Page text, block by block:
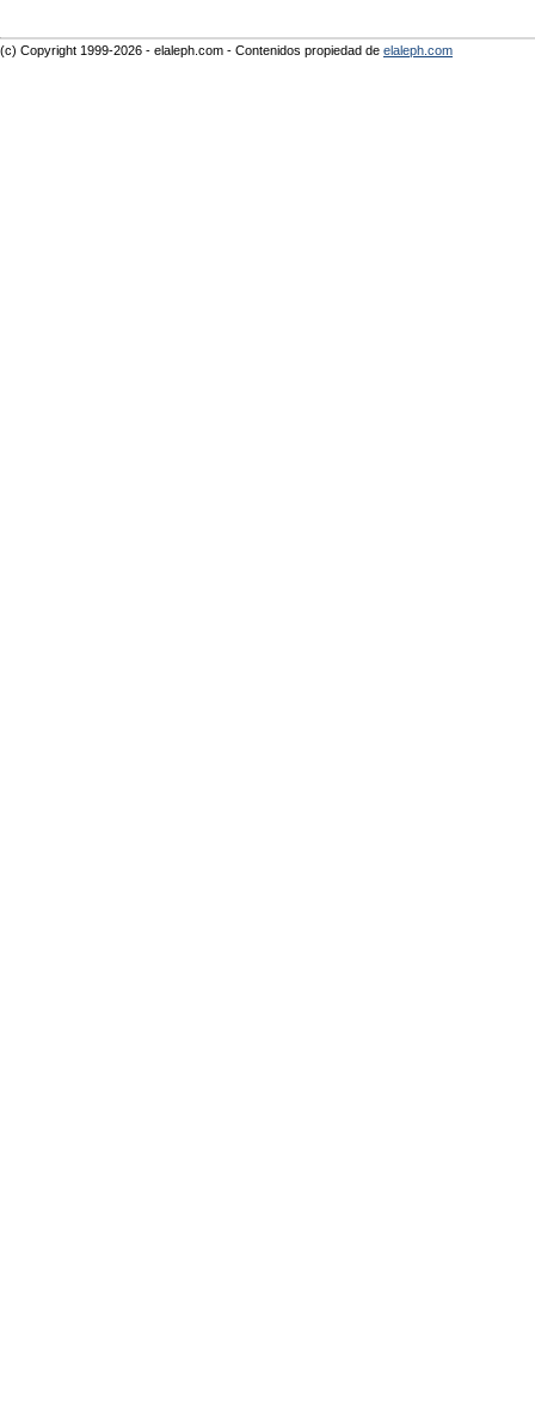
(c) Copyright 1999-2026 - elaleph.com - Contenidos propiedad de elaleph.com